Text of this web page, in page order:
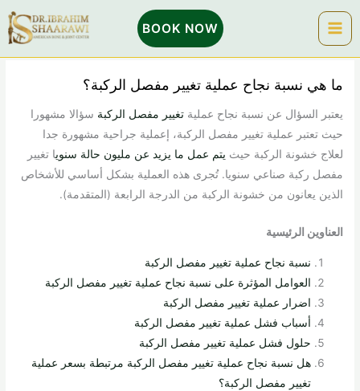
تخطي
المحتوى
BOOK NOW
ما هي نسبة نجاح عملية تغيير مفصل الركبة؟
يعتبر السؤال عن نسبة نجاح عمليةتغيير مفصل الركبة سؤالا مشهورا
حيث تعتبر عملية تغيير مفصل الركبة، إعملية جراحية مشهورة جدا
لعلاج خشونة الركبة حيث يتم عمل ما يزيد عن مليون حالة سنويا تغيير
مفصل ركبة صناعي سنويا. تُجرى هذه العملية بشكل أساسي للأشخاص
الذين يعانون من خشونة الركبة من الدرجة الرابعة (المتقدمة).
العناوين الرئيسية
نسبة نجاح عملية تغيير مفصل الركبة
العوامل المؤثرة على نسبة نجاح عملية تغيير مفصل الركبة
اضرار عملية تغيير مفصل الركبة
أسباب فشل عملية تغيير مفصل الركبة
حلول فشل عملية تغيير مفصل الركبة
هل نسبة نجاح عملية تغيير مفصل الركبة مرتبطة بسعر عملية
تغيير مفصل الركبة؟